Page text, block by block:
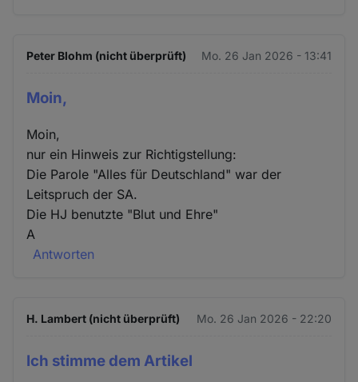
Peter Blohm (nicht überprüft) Mo. 26 Jan 2026 - 13:41
Moin,
Moin,
nur ein Hinweis zur Richtigstellung:
Die Parole "Alles für Deutschland" war der
Leitspruch der SA.
Die HJ benutzte "Blut und Ehre"
A
Antworten
H. Lambert (nicht überprüft) Mo. 26 Jan 2026 - 22:20
Ich stimme dem Artikel